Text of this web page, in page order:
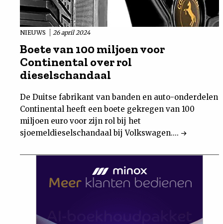
NIEUWS 26 april 2024
Boete van 100 miljoen voor
Continental over rol
dieselschandaal
De Duitse fabrikant van banden en auto-onderdelen
Continental heeft een boete gekregen van 100
miljoen euro voor zijn rol bij het
sjoemeldieselschandaal bij Volkswagen....